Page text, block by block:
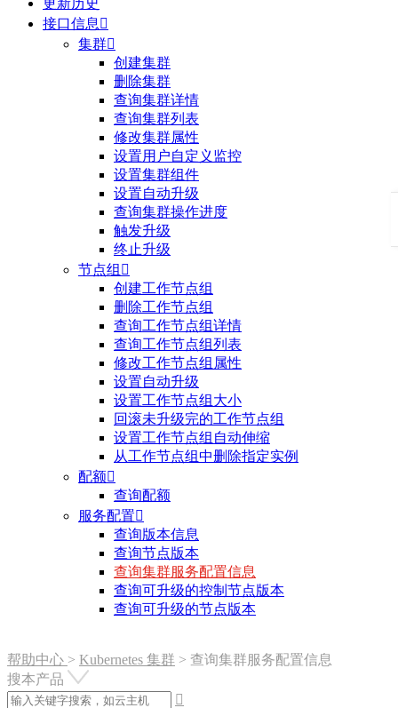
接口信息 
集群
创建集群
删除集群
查询集群详情
查询集群列表
修改集群属性
设置用户自定义监控
设置集群组件
设置自动升级
查询集群操作进度
触发升级
终止升级
节点组 
创建工作节点组
删除工作节点组
查询工作节点组详情
查询工作节点组列表
修改工作节点组属性
设置自动升级
设置工作节点组大小
回滚未升级完的工作节点组
设置工作节点组自动伸缩
从工作节点组中删除指定实例
配额
查询配额
服务配置
查询版本信息
查询节点版本
查询集群服务配置信息
查询可升级的控制节点版本
查询可升级的节点版本
帮助中心 > Kubernetes 集群 > 查询集群服务配置信息
搜本产品
